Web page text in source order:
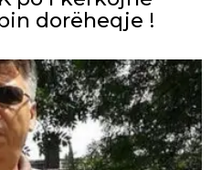
dorëheqje !